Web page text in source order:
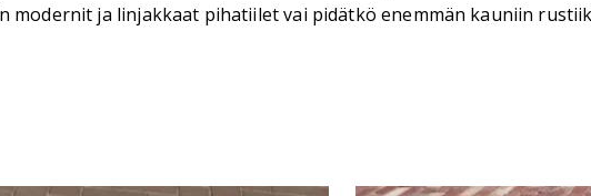
modernit ja linjakkaat pihatiilet vai pidätkö enemmän kauniin